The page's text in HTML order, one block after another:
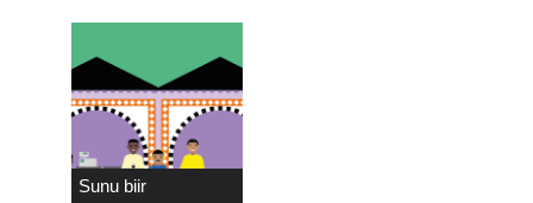
Sunu biir